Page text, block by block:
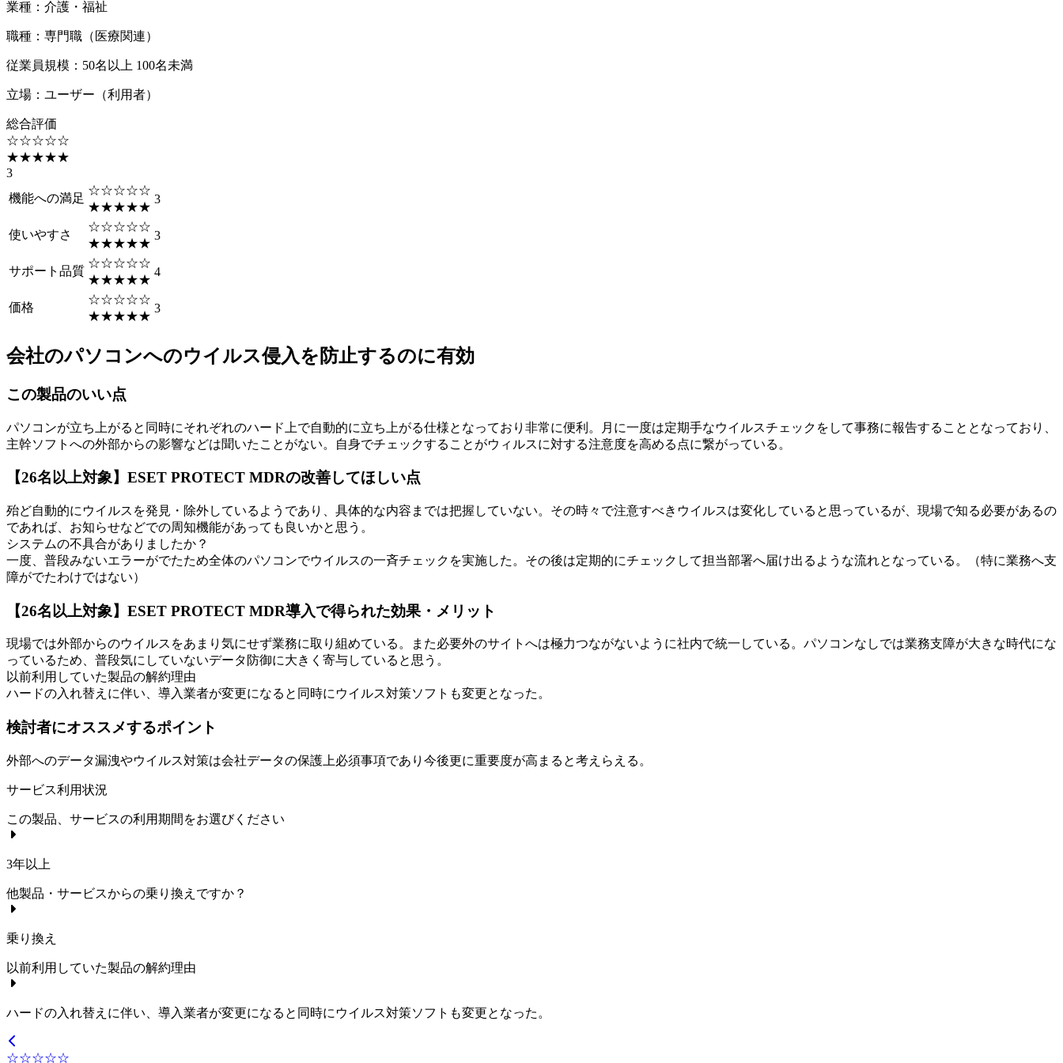
業種 ： 介護・福祉
職種 ： 専門職（医療関連）
従業員規模 ： 50名以上 100名未満
立場 ： ユーザー（利用者）
総合評価
☆☆☆☆☆
★★★★★
3
機能への満足
☆☆☆☆☆
★★★★★
3
使いやすさ
☆☆☆☆☆
★★★★★
3
サポート品質
☆☆☆☆☆
★★★★★
4
価格
☆☆☆☆☆
★★★★★
3
会社のパソコンへのウイルス侵入を防止するのに有効
この製品のいい点
パソコンが立ち上がると同時にそれぞれのハード上で自動的に立ち上がる仕様となっており非常に便利。月に一度は定期手なウイルスチェックをして事務に報告することとなっており、
主幹ソフトへの外部からの影響などは聞いたことがない。自身でチェックすることがウィルスに対する注意度を高める点に繋がっている。
【26名以上対象】ESET PROTECT MDRの改善してほしい点
殆ど自動的にウイルスを発見・除外しているようであり、具体的な内容までは把握していない。その時々で注意すべきウイルスは変化していると思っているが、現場で知る必要があるの
であれば、お知らせなどでの周知機能があっても良いかと思う。
システムの不具合がありましたか？
一度、普段みないエラーがでたため全体のパソコンでウイルスの一斉チェックを実施した。その後は定期的にチェックして担当部署へ届け出るような流れとなっている。（特に業務へ支
障がでたわけではない）
【26名以上対象】ESET PROTECT MDR導入で得られた効果・メリット
現場では外部からのウイルスをあまり気にせず業務に取り組めている。また必要外のサイトへは極力つながないように社内で統一している。パソコンなしでは業務支障が大きな時代にな
っているため、普段気にしていないデータ防御に大きく寄与していると思う。
以前利用していた製品の解約理由
ハードの入れ替えに伴い、導入業者が変更になると同時にウイルス対策ソフトも変更となった。
検討者にオススメするポイント
外部へのデータ漏洩やウイルス対策は会社データの保護上必須事項であり今後更に重要度が高まると考えらえる。
サービス利用状況
この製品、サービスの利用期間をお選びください
3年以上
他製品・サービスからの乗り換えですか？
乗り換え
以前利用していた製品の解約理由
ハードの入れ替えに伴い、導入業者が変更になると同時にウイルス対策ソフトも変更となった。
☆☆☆☆☆